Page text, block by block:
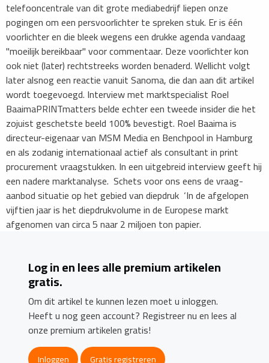
telefooncentrale van dit grote mediabedrijf liepen onze
pogingen om een persvoorlichter te spreken stuk. Er is één
voorlichter en die bleek wegens een drukke agenda vandaag
"moeilijk bereikbaar" voor commentaar. Deze voorlichter kon
ook niet (later) rechtstreeks worden benaderd. Wellicht volgt
later alsnog een reactie vanuit Sanoma, die dan aan dit artikel
wordt toegevoegd. Interview met marktspecialist Roel
BaaimaPRINTmatters belde echter een tweede insider die het
zojuist geschetste beeld 100% bevestigt. Roel Baaima is
directeur-eigenaar van MSM Media en Benchpool in Hamburg
en als zodanig internationaal actief als consultant in print
procurement vraagstukken. In een uitgebreid interview geeft hij
een nadere marktanalyse. Schets voor ons eens de vraag-
aanbod situatie op het gebied van diepdruk ‘In de afgelopen
vijftien jaar is het diepdrukvolume in de Europese markt
afgenomen van circa 5 naar 2 miljoen ton papier.
Log in en lees alle premium artikelen
gratis.
Om dit artikel te kunnen lezen moet u inloggen.
Heeft u nog geen account? Registreer nu en lees al
onze premium artikelen gratis!
Inloggen Gratis registreren